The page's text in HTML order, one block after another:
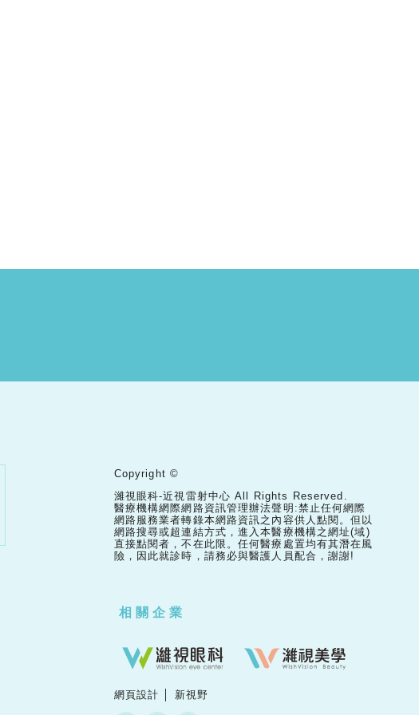
Copyright ©
濰視眼科-近視雷射中心 All Rights Reserved.
醫療機構網際網路資訊管理辦法聲明:禁止任何網際
網路服務業者轉錄本網路資訊之內容供人點閱。但以
網路搜尋或超連結方式，進入本醫療機構之網址(域)
直接點閱者，不在此限。任何醫療處置均有其潛在風
險，因此就診時，請務必與醫護人員配合，謝謝!
相關企業
網頁設計 │ 新視野